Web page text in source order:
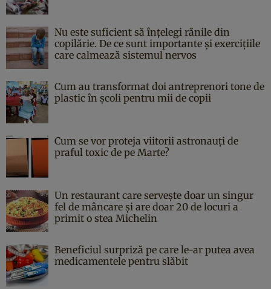
Nu este suficient să înțelegi rănile din
copilărie. De ce sunt importante și exercițiile
care calmează sistemul nervos
Cum au transformat doi antreprenori tone de
plastic în școli pentru mii de copii
Cum se vor proteja viitorii astronauți de
praful toxic de pe Marte?
Un restaurant care servește doar un singur
fel de mâncare și are doar 20 de locuri a
primit o stea Michelin
Beneficiul surpriză pe care le-ar putea avea
medicamentele pentru slăbit